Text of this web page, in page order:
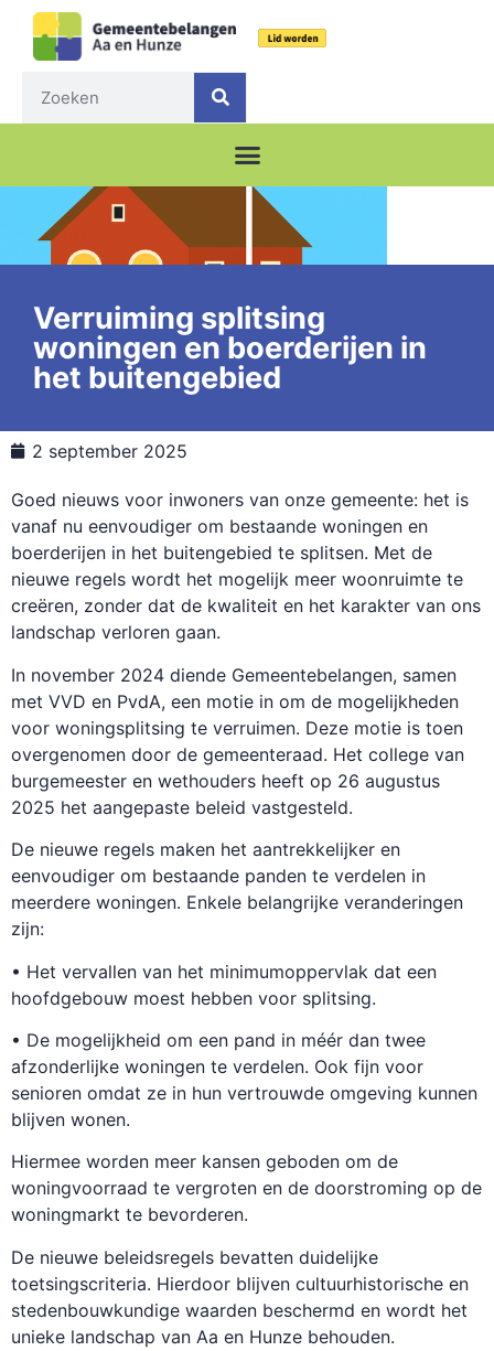
Verruiming splitsing
woningen en boerderijen in
het buitengebied
2 september 2025
Goed nieuws voor inwoners van onze gemeente: het is
vanaf nu eenvoudiger om bestaande woningen en
boerderijen in het buitengebied te splitsen. Met de
nieuwe regels wordt het mogelijk meer woonruimte te
creëren, zonder dat de kwaliteit en het karakter van ons
landschap verloren gaan.
In november 2024 diende Gemeentebelangen, samen
met VVD en PvdA, een motie in om de mogelijkheden
voor woningsplitsing te verruimen. Deze motie is toen
overgenomen door de gemeenteraad. Het college van
burgemeester en wethouders heeft op 26 augustus
2025 het aangepaste beleid vastgesteld.
De nieuwe regels maken het aantrekkelijker en
eenvoudiger om bestaande panden te verdelen in
meerdere woningen. Enkele belangrijke veranderingen
zijn:
• Het vervallen van het minimumoppervlak dat een
hoofdgebouw moest hebben voor splitsing.
• De mogelijkheid om een pand in méér dan twee
afzonderlijke woningen te verdelen. Ook fijn voor
senioren omdat ze in hun vertrouwde omgeving kunnen
blijven wonen.
Hiermee worden meer kansen geboden om de
woningvoorraad te vergroten en de doorstroming op de
woningmarkt te bevorderen.
De nieuwe beleidsregels bevatten duidelijke
toetsingscriteria. Hierdoor blijven cultuurhistorische en
stedenbouwkundige waarden beschermd en wordt het
unieke landschap van Aa en Hunze behouden.